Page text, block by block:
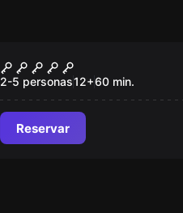
Los Crímenes de la
Abadía
2-5 personas12+60 min.
Reservar